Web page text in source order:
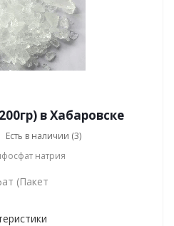
Фосфат (Пакет 200гр) в Хабаровске
Есть в наличии (3)
натрия
(Пакет